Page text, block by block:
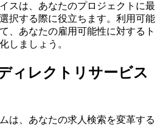
スは、あなたのプロジェクトに最
択する際に役立ちます。利用可能
、あなたの雇用可能性に対するト
しましょう。
ィレクトリサービス
は、あなたの求人検索を変革する